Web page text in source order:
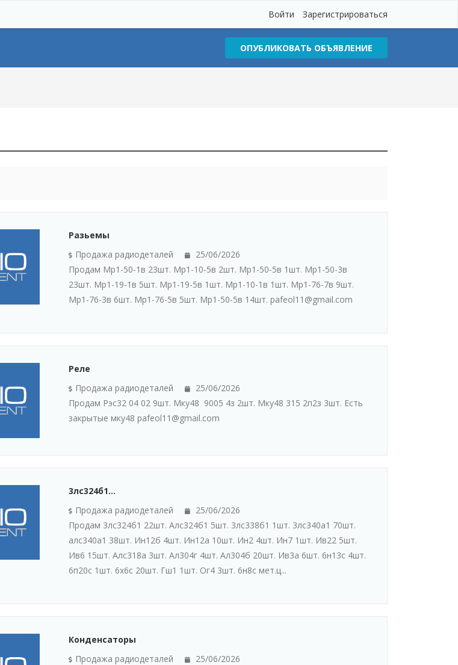
Войти Зарегистрироваться
ОПУБЛИКОВАТЬ ОБЪЯВЛЕНИЕ
Разьемы
Продажа радиодеталей
25/06/2026
Продам Мр1-50-1в 23шт. Мр1-10-5в 2шт. Мр1-50-5в 1шт. Мр1-50-3в
23шт. Мр1-19-1в 5шт. Мр1-19-5в 1шт. Мр1-10-1в 1шт. Мр1-76-7в 9шт.
Мр1-76-3в 6шт. Мр1-76-5в 5шт. Мр1-50-5в 14шт. pafeol11@gmail.com
Реле
Продажа радиодеталей
25/06/2026
Продам Рэс32 04 02 9шт. Мку48 9005 4з 2шт. Мку48 315 2п2з 3шт. Есть
закрытые мку48 pafeol11@gmail.com
3лс324б1...
Продажа радиодеталей
25/06/2026
Продам 3лс324б1 22шт. Алс324б1 5шт. 3лс338б1 1шт. 3лс340а1 70шт.
алс340а1 38шт. Ин12б 4шт. Ин12а 10шт. Ин2 4шт. Ин7 1шт. Ив22 5шт.
Ив6 15шт. Алс318а 3шт. Ал304г 4шт. Ал304б 20шт. Ив3а 6шт. 6н13с 4шт.
6п20с 1шт. 6х6с 20шт. Гш1 1шт. Ог4 3шт. 6н8с мет.ц...
Конденсаторы
Продажа радиодеталей
25/06/2026